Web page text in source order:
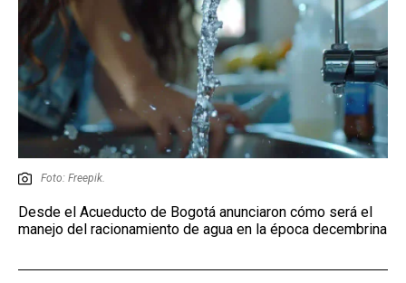
Foto: Freepik.
Desde el Acueducto de Bogotá anunciaron cómo será el
manejo del racionamiento de agua en la época decembrina